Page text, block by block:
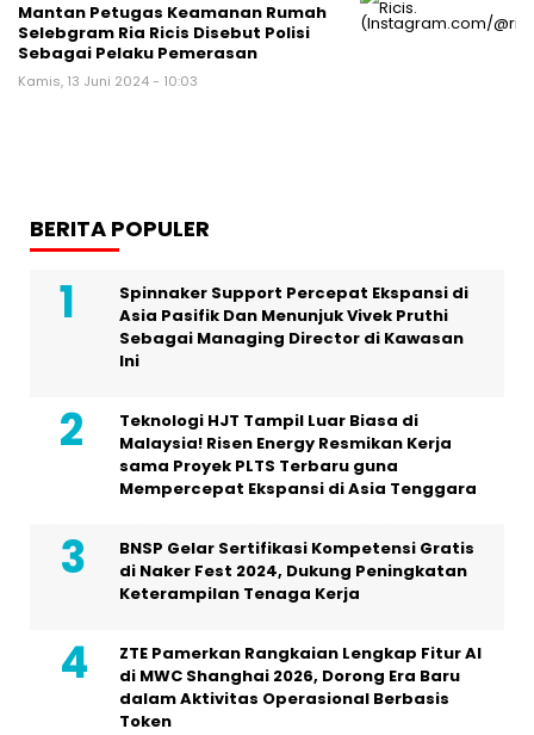
Mantan Petugas Keamanan Rumah
Selebgram Ria Ricis Disebut Polisi
Sebagai Pelaku Pemerasan
Kamis, 13 Juni 2024 - 10:03
BERITA POPULER
Spinnaker Support Percepat Ekspansi di
Asia Pasifik Dan Menunjuk Vivek Pruthi
Sebagai Managing Director di Kawasan
Ini
Teknologi HJT Tampil Luar Biasa di
Malaysia! Risen Energy Resmikan Kerja
sama Proyek PLTS Terbaru guna
Mempercepat Ekspansi di Asia Tenggara
BNSP Gelar Sertifikasi Kompetensi Gratis
di Naker Fest 2024, Dukung Peningkatan
Keterampilan Tenaga Kerja
ZTE Pamerkan Rangkaian Lengkap Fitur AI
di MWC Shanghai 2026, Dorong Era Baru
dalam Aktivitas Operasional Berbasis
Token